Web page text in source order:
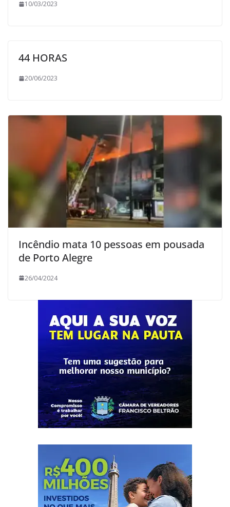
10/03/2023
44 HORAS
20/06/2023
Incêndio mata 10 pessoas em pousada
de Porto Alegre
26/04/2024